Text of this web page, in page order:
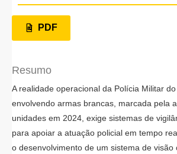
PDF
Resumo
A realidade operacional da Polícia Militar
envolvendo armas brancas, marcada pela
unidades em 2024, exige sistemas de
para apoiar a atuação policial em tempo
o desenvolvimento de um sistema de visão